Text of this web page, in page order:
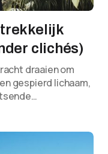
clichés)
draaien om
gespierd lichaam,